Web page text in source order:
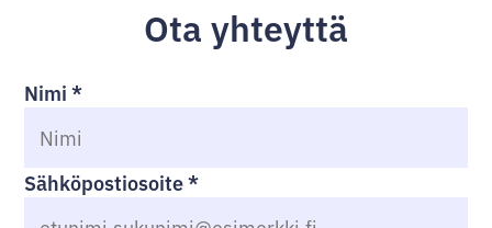
Ota yhteyttä
Nimi*
Sähköpostiosoite*